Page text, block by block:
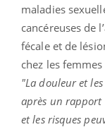
maladies
cancéreuses de
fécale et de
chez les
"La douleur et
après un rapport
et les risques